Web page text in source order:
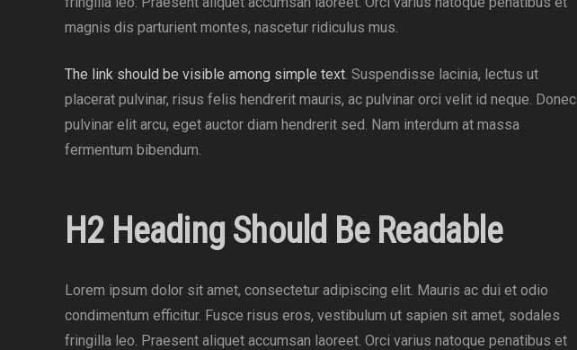
magnis dis parturient montes, nascetur ridiculus mus.
The link should be visible among simple text. Suspendisse lacinia, lectus ut
placerat pulvinar, risus felis hendrerit mauris, ac pulvinar orci velit id neque. Donec
pulvinar elit arcu, eget auctor diam hendrerit sed. Nam interdum at massa
fermentum bibendum.
H2 Heading Should Be Readable
Lorem ipsum dolor sit amet, consectetur adipiscing elit. Mauris ac dui et odio
condimentum efficitur. Fusce risus eros, vestibulum ut sapien sit amet, sodales
fringilla leo. Praesent aliquet accumsan laoreet. Orci varius natoque penatibus et